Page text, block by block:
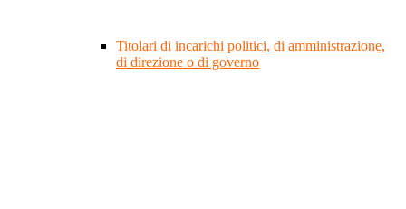
Titolari di incarichi politici, di amministrazione,
di direzione o di governo